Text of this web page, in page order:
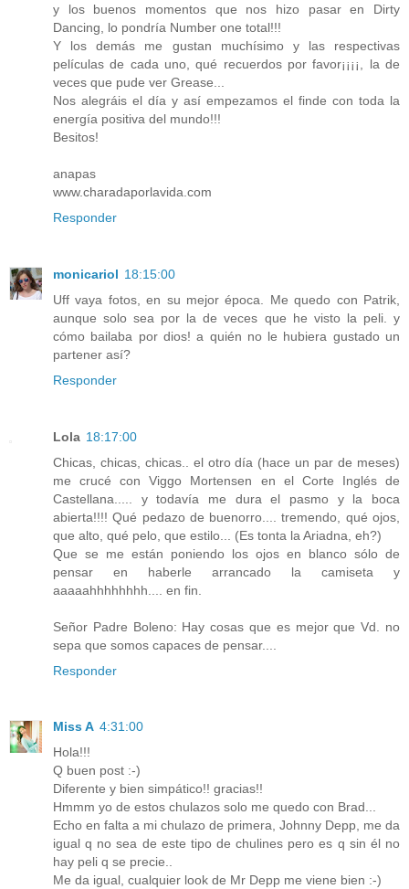
y los buenos momentos que nos hizo pasar en Dirty
Dancing, lo pondría Number one total!!!
Y los demás me gustan muchísimo y las respectivas
películas de cada uno, qué recuerdos por favor¡¡¡¡, la de
veces que pude ver Grease...
Nos alegráis el día y así empezamos el finde con toda la
energía positiva del mundo!!!
Besitos!
anapas
www.charadaporlavida.com
Responder
monicariol 18:15:00
Uff vaya fotos, en su mejor época. Me quedo con Patrik,
aunque solo sea por la de veces que he visto la peli. y
cómo bailaba por dios! a quién no le hubiera gustado un
partener así?
Responder
Lola 18:17:00
Chicas, chicas, chicas.. el otro día (hace un par de meses)
me crucé con Viggo Mortensen en el Corte Inglés de
Castellana..... y todavía me dura el pasmo y la boca
abierta!!!! Qué pedazo de buenorro.... tremendo, qué ojos,
que alto, qué pelo, que estilo... (Es tonta la Ariadna, eh?)
Que se me están poniendo los ojos en blanco sólo de
pensar en haberle arrancado la camiseta y
aaaaahhhhhhhh.... en fin.
Señor Padre Boleno: Hay cosas que es mejor que Vd. no
sepa que somos capaces de pensar....
Responder
Miss A 4:31:00
Hola!!!
Q buen post :-)
Diferente y bien simpático!! gracias!!
Hmmm yo de estos chulazos solo me quedo con Brad...
Echo en falta a mi chulazo de primera, Johnny Depp, me da
igual q no sea de este tipo de chulines pero es q sin él no
hay peli q se precie..
Me da igual, cualquier look de Mr Depp me viene bien :-)